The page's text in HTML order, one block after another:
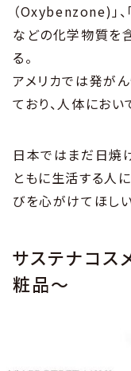
（Oxybenzone)」
などの化学物質を
る。
アメリカでは発が
ており、人体にお
日本ではまだ日焼
ともに生活する人
びを心がけてほしい
サステナコ
粧品〜